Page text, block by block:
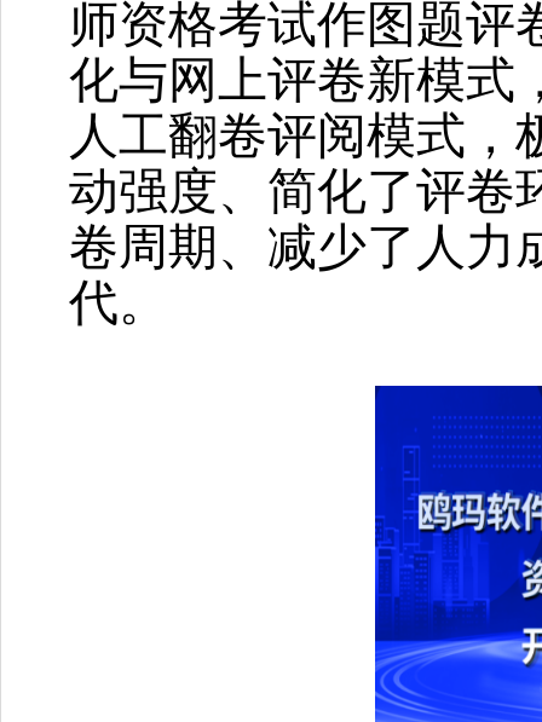
师资格考试作图题评
化与网上评卷新模式
人工翻卷评阅模式，
动强度、简化了评卷
卷周期、减少了人力
代。